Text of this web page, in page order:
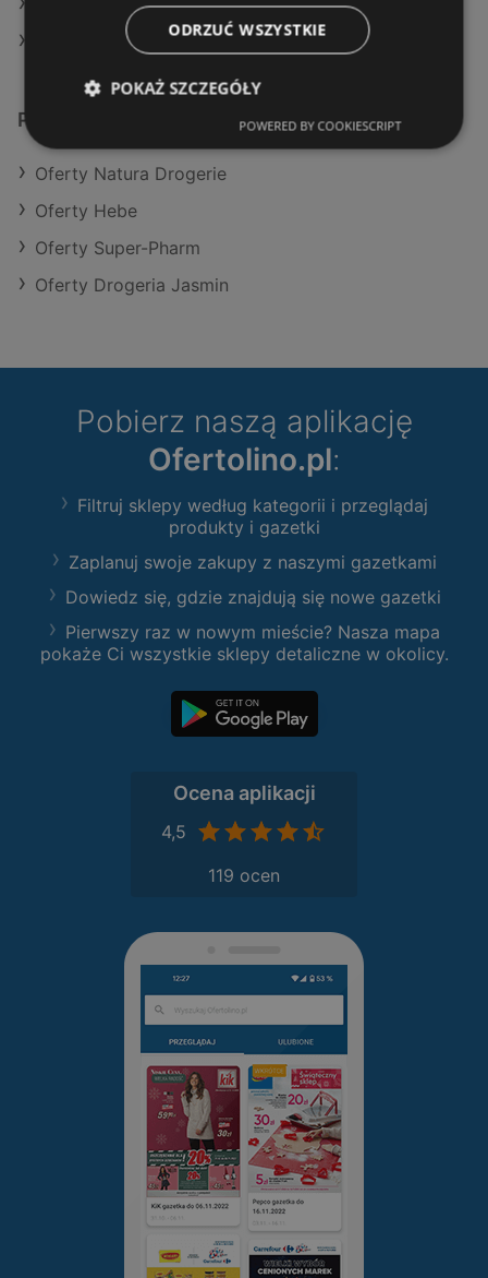
Aktualne gazetki Natura Drogerie
Sklepy Rossmann w Międzyzdroje
Podobne sklepy detaliczne
Oferty Natura Drogerie
Oferty Hebe
Oferty Super-Pharm
Oferty Drogeria Jasmin
Pobierz naszą aplikację
Ofertolino.pl:
Filtruj sklepy według kategorii i przeglądaj
produkty i gazetki
Zaplanuj swoje zakupy z naszymi gazetkami
Dowiedz się, gdzie znajdują się nowe gazetki
Pierwszy raz w nowym mieście? Nasza mapa
pokaże Ci wszystkie sklepy detaliczne w okolicy.
Ocena aplikacji
4,5
119 ocen
ODRZUĆ WSZYSTKIE
POKAŻ SZCZEGÓŁY
POWERED BY COOKIESCRIPT